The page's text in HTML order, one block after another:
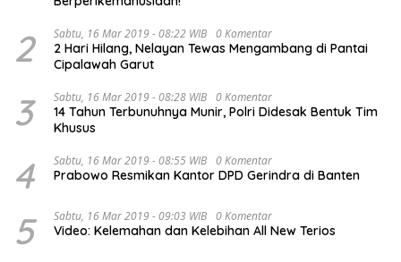
2 Sabtu, 16 Mar 2019 - 08:22 WIB 0 Komentar
2 Hari Hilang, Nelayan Tewas Mengambang di Pantai
Cipalawah Garut
3 Sabtu, 16 Mar 2019 - 08:28 WIB 0 Komentar
14 Tahun Terbunuhnya Munir, Polri Didesak Bentuk Tim
Khusus
4 Sabtu, 16 Mar 2019 - 08:55 WIB 0 Komentar
Prabowo Resmikan Kantor DPD Gerindra di Banten
5 Sabtu, 16 Mar 2019 - 09:03 WIB 0 Komentar
Video: Kelemahan dan Kelebihan All New Terios